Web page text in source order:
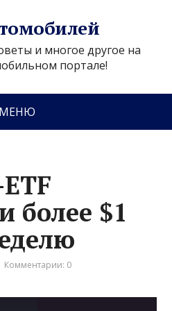
и многое другое на
портале!
МЕНЮ
более $1
Комментарии: 0